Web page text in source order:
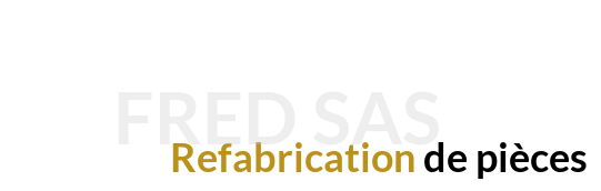
Refabrication de pièces